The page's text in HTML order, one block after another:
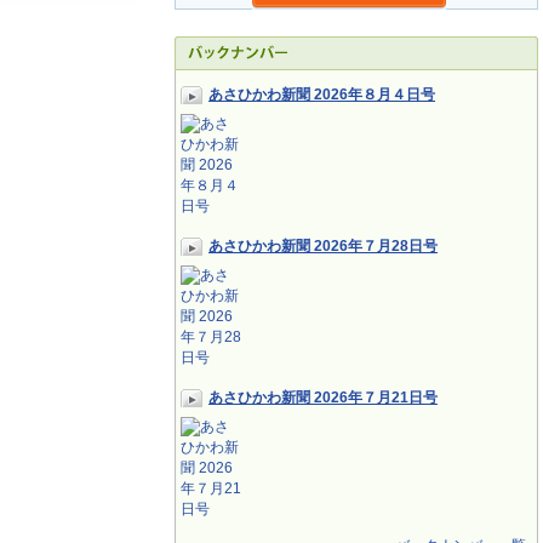
あさひかわ新聞 2026年８月４日号
あさひかわ新聞 2026年７月28日号
あさひかわ新聞 2026年７月21日号